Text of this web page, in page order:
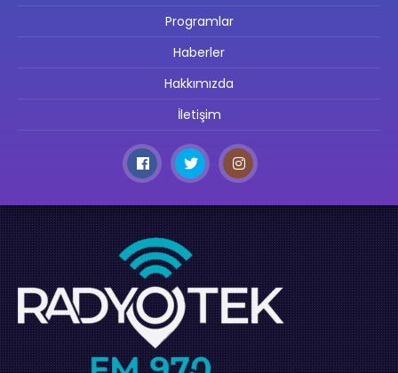
Programlar
Haberler
Hakkımızda
İletişim